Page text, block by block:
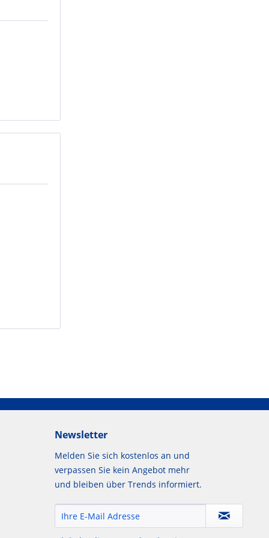
Newsletter
Melden Sie sich kostenlos an und
verpassen Sie kein Angebot mehr
und bleiben über Trends informiert.